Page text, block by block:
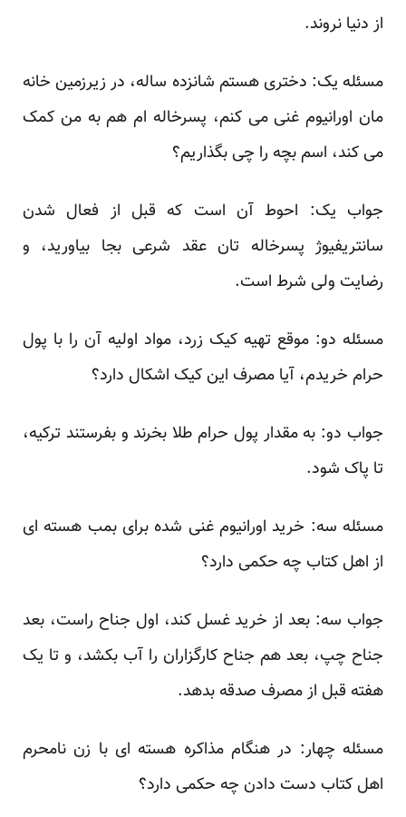
از دنیا نروند.
مسئله یک: دختری هستم شانزده ساله، در زیرزمین خانه
مان اورانیوم غنی می کنم، پسرخاله ام هم به من کمک
می کند، اسم بچه را چی بگذاریم؟
جواب یک: احوط آن است که قبل از فعال شدن
سانتریفیوژ پسرخاله تان عقد شرعی بجا بیاورید، و
رضایت ولی شرط است.
مسئله دو: موقع تهیه کیک زرد، مواد اولیه آن را با پول
حرام خریدم، آیا مصرف این کیک اشکال دارد؟
جواب دو: به مقدار پول حرام طلا بخرند و بفرستند ترکیه،
تا پاک شود.
مسئله سه: خرید اورانیوم غنی شده برای بمب هسته ای
از اهل کتاب چه حکمی دارد؟
جواب سه: بعد از خرید غسل کند، اول جناح راست، بعد
جناح چپ، بعد هم جناح کارگزاران را آب بکشد، و تا یک
هفته قبل از مصرف صدقه بدهد.
مسئله چهار: در هنگام مذاکره هسته ای با زن نامحرم
اهل کتاب دست دادن چه حکمی دارد؟